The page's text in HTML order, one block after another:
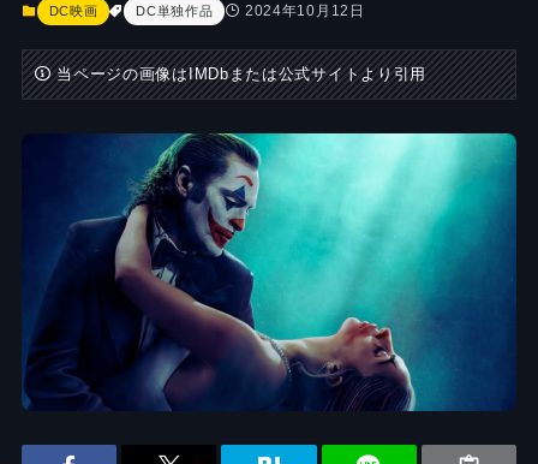
DC映画 DC単独作品 2024年10月12日
当ページの画像はIMDbまたは公式サイトより引用